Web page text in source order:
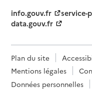
info.gouv.fr
service-
data.gouv.fr
Plan du site
Mentions légales
Données personnelles